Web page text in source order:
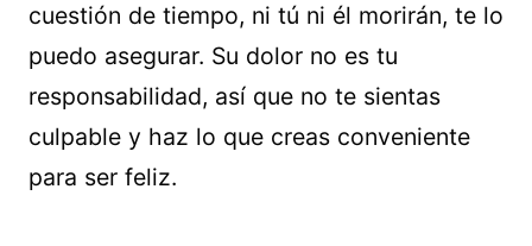
cuestión de tiempo, ni tú ni él morirán, te lo
puedo asegurar. Su dolor no es tu
responsabilidad, así que no te sientas
culpable y haz lo que creas conveniente
para ser feliz.